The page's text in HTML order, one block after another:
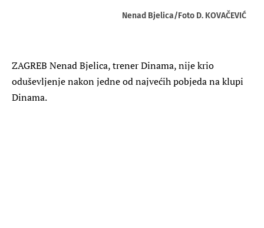
Nenad Bjelica/Foto D. KOVAČEVIĆ
ZAGREB Nenad Bjelica, trener Dinama, nije krio
oduševljenje nakon jedne od najvećih pobjeda na klupi
Dinama.